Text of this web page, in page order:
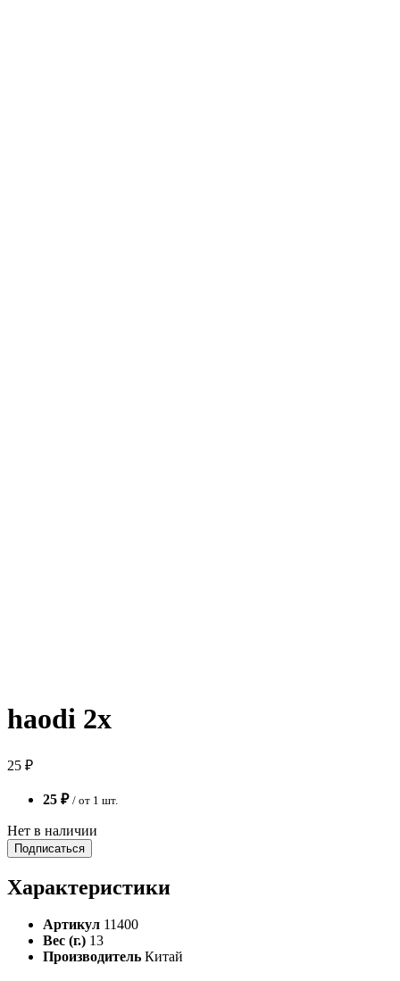
haodi 2x
25 ₽
25 ₽ / от 1 шт.
Нет в наличии
Подписаться
Характеристики
Артикул 11400
Вес (г.) 13
Производитель Китай